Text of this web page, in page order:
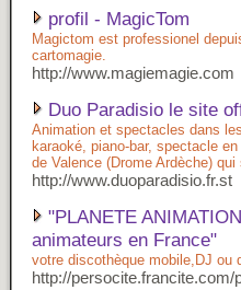
profil - MagicTom
Magictom est professionel
cartomagie.
http://www.magiemagie.com
Duo Paradisio le site
Animation et spectacles dans
karaoké, piano-bar, spectacle
de Valence (Drome Ardèche)
http://www.duoparadisio.fr.st
"PLANETE
animateurs en France"
votre discothèque mobile,DJ ou
http://persocite.francite.com/